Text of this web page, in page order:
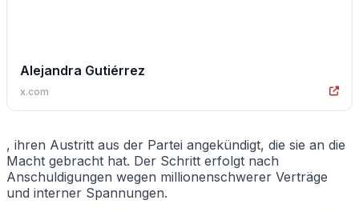
Alejandra Gutiérrez
x.com
, ihren Austritt aus der Partei angekündigt, die sie an die
Macht gebracht hat. Der Schritt erfolgt nach
Anschuldigungen wegen millionenschwerer Verträge
und interner Spannungen.